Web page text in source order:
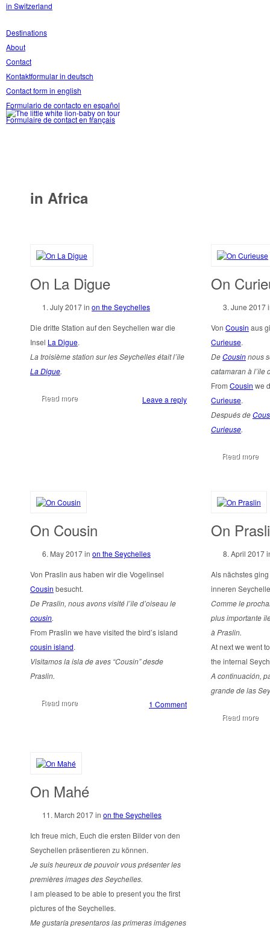
in Switzerland
Destinations
About
Contact
Kontaktformular in deutsch
Contact form in english
Formulario de contacto en español
Formulaire de contact en français
in Africa
On La Digue
1. July 2017in on the Seychelles
Die dritte Station auf den Seychellen war die
Insel La Digue.
La troisième station sur les Seychelles était l’île
La Digue.
Leave a reply
Read more
On
3. June 2017
Von Cousin aus
Curieuse.
DeCousinnous
catamaran à l’île
From Cousin we
Curieuse.
Después de
Curieuse.
Read more
On Cousin
6. May 2017in on the Seychelles
Von Praslin aus haben wir die Vogelinsel
Cousin besucht.
De Praslin, nous avons visité l’île d’oiseau le
cousin.
From Praslin we have visited the bird’s island
cousin island.
Visitamos la isla de aves “Cousin” desde
Praslin.
1 Comment
Read more
On
8. April 2017
Als nächstes
inneren
Comme le
plus importante
à Praslin.
At next we went
the internal
A continuación,
grande de las
Read more
On Mahé
11. March 2017in on the Seychelles
Ich freue mich, Euch die ersten Bilder von den
Seychellen präsentieren zu können.
Je suis heureux de pouvoir vous présenter les
premières images des Seychelles.
I am pleased to be able to present you the first
pictures of the Seychelles.
Me gustaría presentaros las primeras imágenes